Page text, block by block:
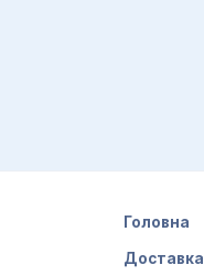
Головна
Доставка